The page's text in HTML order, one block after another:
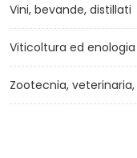
Vini, bevande, distillati
Viticoltura ed enologia
Zootecnia,